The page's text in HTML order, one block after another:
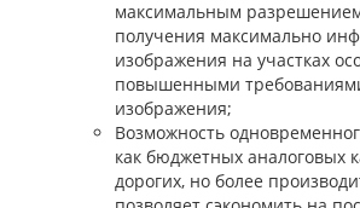
максимальным
получения максимально
изображения на участках
повышенными
изображения;
Возможность
как бюджетных аналоговых
дорогих, но более